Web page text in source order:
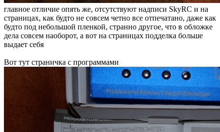
главное отличие опять же, отсутствуют надписи SkyRC и на
страницах, как будто не совсем четно все отпечатано, даже как
будто под небольшой пленкой, странно другое, что в обложке
дела совсем наоборот, а вот на страницах подделка больше
выдает себя
Вот тут страничка с программами